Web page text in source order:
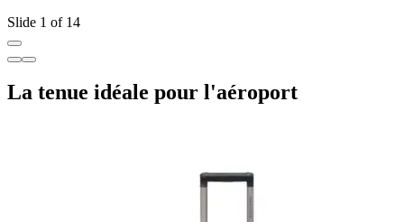
Slide 1 of 14
La tenue idéale pour l'aéroport